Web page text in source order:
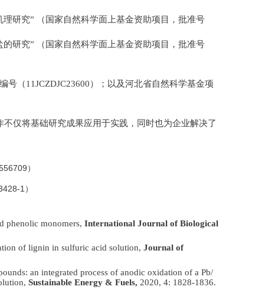
理研究”
（国家自然科学面上基金资助项目，批准号
的研究”
（国家自然科学面上基金资助项目，批准号
号（11JCZDJC23600）；以及河北省自然科学基金项
仅将基础研究成果应用于实践，同时也为企业解决了
）
1）
phenolic monomers, International Journal of Biological
of lignin in sulfuric acid solution, Journal of
an integrated process of anodic oxidation of a Pb/
Sustainable Energy & Fuels, 2020, 4: 1828-1836.